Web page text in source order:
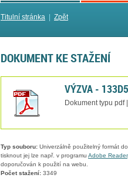
Titulní stránka Zpět
DOKUMENT KE STAŽENÍ
VÝZVA -
Dokument typu pdf
Typ souboru: Univerzálně použitelný formát
tisknout jej lze např. v programu Adobe Reader
doporučován k použití na webu.
Počet stažení: 3349